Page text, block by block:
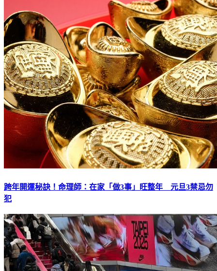
跨年開運秘訣！命理師：在家「做3事」旺整年 元旦3禁忌勿
犯